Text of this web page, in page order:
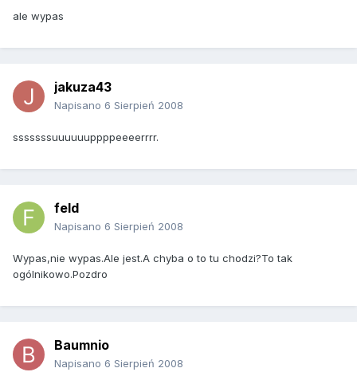
ale wypas
jakuza43
Napisano 6 Sierpień 2008
sssssssuuuuuuppppeeeerrrr.
feld
Napisano 6 Sierpień 2008
Wypas,nie wypas.Ale jest.A chyba o to tu chodzi?To tak
ogólnikowo.Pozdro
Baumnio
Napisano 6 Sierpień 2008